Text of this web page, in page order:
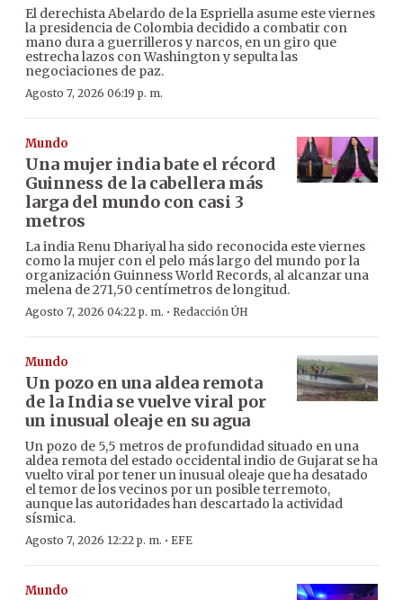
El derechista Abelardo de la Espriella asume este viernes
la presidencia de Colombia decidido a combatir con
mano dura a guerrilleros y narcos, en un giro que
estrecha lazos con Washington y sepulta las
negociaciones de paz.
Agosto 7, 2026 06:19 p. m.
Mundo
Una mujer india bate el récord
Guinness de la cabellera más
larga del mundo con casi 3
metros
La india Renu Dhariyal ha sido reconocida este viernes
como la mujer con el pelo más largo del mundo por la
organización Guinness World Records, al alcanzar una
melena de 271,50 centímetros de longitud.
Agosto 7, 2026 04:22 p. m. · Redacción ÚH
Mundo
Un pozo en una aldea remota
de la India se vuelve viral por
un inusual oleaje en su agua
Un pozo de 5,5 metros de profundidad situado en una
aldea remota del estado occidental indio de Gujarat se ha
vuelto viral por tener un inusual oleaje que ha desatado
el temor de los vecinos por un posible terremoto,
aunque las autoridades han descartado la actividad
sísmica.
Agosto 7, 2026 12:22 p. m. · EFE
Mundo